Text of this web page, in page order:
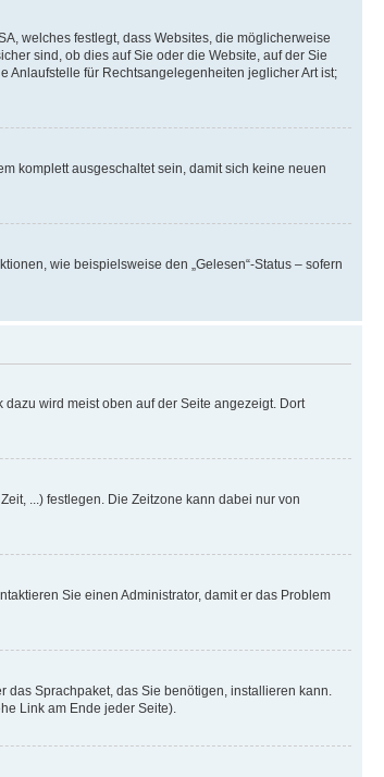
welches festlegt, dass Websites, die möglicherweise
sind, ob dies auf Sie oder die Website, auf der Sie
Anlaufstelle für Rechtsangelegenheiten jeglicher Art ist;
komplett ausgeschaltet sein, damit sich keine neuen
wie beispielsweise den „Gelesen“-Status – sofern
wird meist oben auf der Seite angezeigt. Dort
...) festlegen. Die Zeitzone kann dabei nur von
Sie einen Administrator, damit er das Problem
Sprachpaket, das Sie benötigen, installieren kann.
Link am Ende jeder Seite).